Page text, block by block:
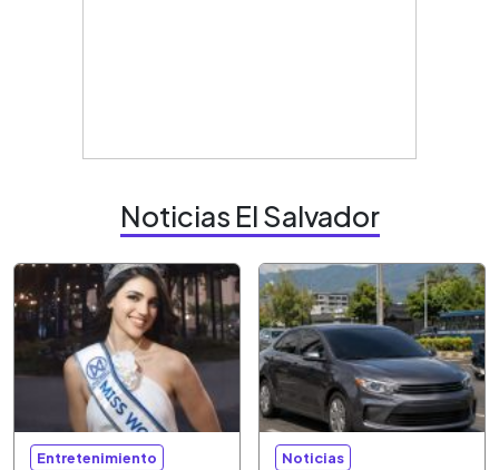
Noticias El Salvador
Entretenimiento Noticias